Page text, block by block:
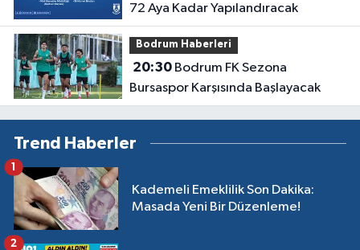
72 Aya Kadar Yapılandıracak
Bodrum Haberleri
20:30Bodrum FK Sezona
Bursaspor Karşısında Başlayacak
Trend Haberler
Kademeli Emeklilik Son Dakika:
Masada Yeni Bir Düzenleme!
1
2